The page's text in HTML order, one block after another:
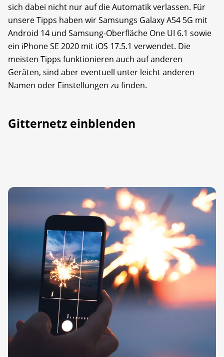
sich dabei nicht nur auf die Automatik verlassen. Für
unsere Tipps haben wir Samsungs Galaxy A54 5G mit
Android 14 und Samsung-Oberfläche One UI 6.1 sowie
ein iPhone SE 2020 mit iOS 17.5.1 verwendet. Die
meisten Tipps funktionieren auch auf anderen
Geräten, sind aber eventuell unter leicht anderen
Namen oder Einstellungen zu finden.
Gitternetz einblenden